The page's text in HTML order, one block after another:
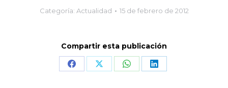
Categoría: Actualidad 15 de febrero de 2012
Compartir esta publicación
Share Share Share Share